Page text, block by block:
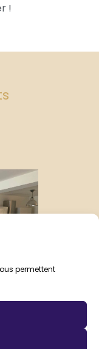
permettent
!